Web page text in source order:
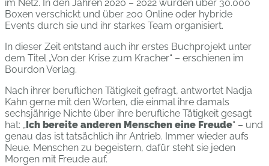
im Netz. In den Jahren 2020 – 2022 wurden über 30.000
Boxen verschickt und über 200 Online oder hybride
Events durch sie und ihr starkes Team organisiert.
In dieser Zeit entstand auch ihr erstes Buchprojekt unter
dem Titel „Von der Krise zum Kracher“ – erschienen im
Bourdon Verlag.
Nach ihrer beruflichen Tätigkeit gefragt, antwortet Nadja
Kahn gerne mit den Worten, die einmal ihre damals
sechsjährige Nichte über ihre berufliche Tätigkeit gesagt
hat: „Ich bereite anderen Menschen eine Freude“ – und
genau das ist tatsächlich ihr Antrieb. Immer wieder aufs
Neue. Menschen zu begeistern, dafür steht sie jeden
Morgen mit Freude auf.